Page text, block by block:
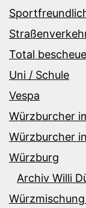
Total
Uni / Schule
Vespa
Würzburcher
Würzburcher
Würzburg
Archiv Willi